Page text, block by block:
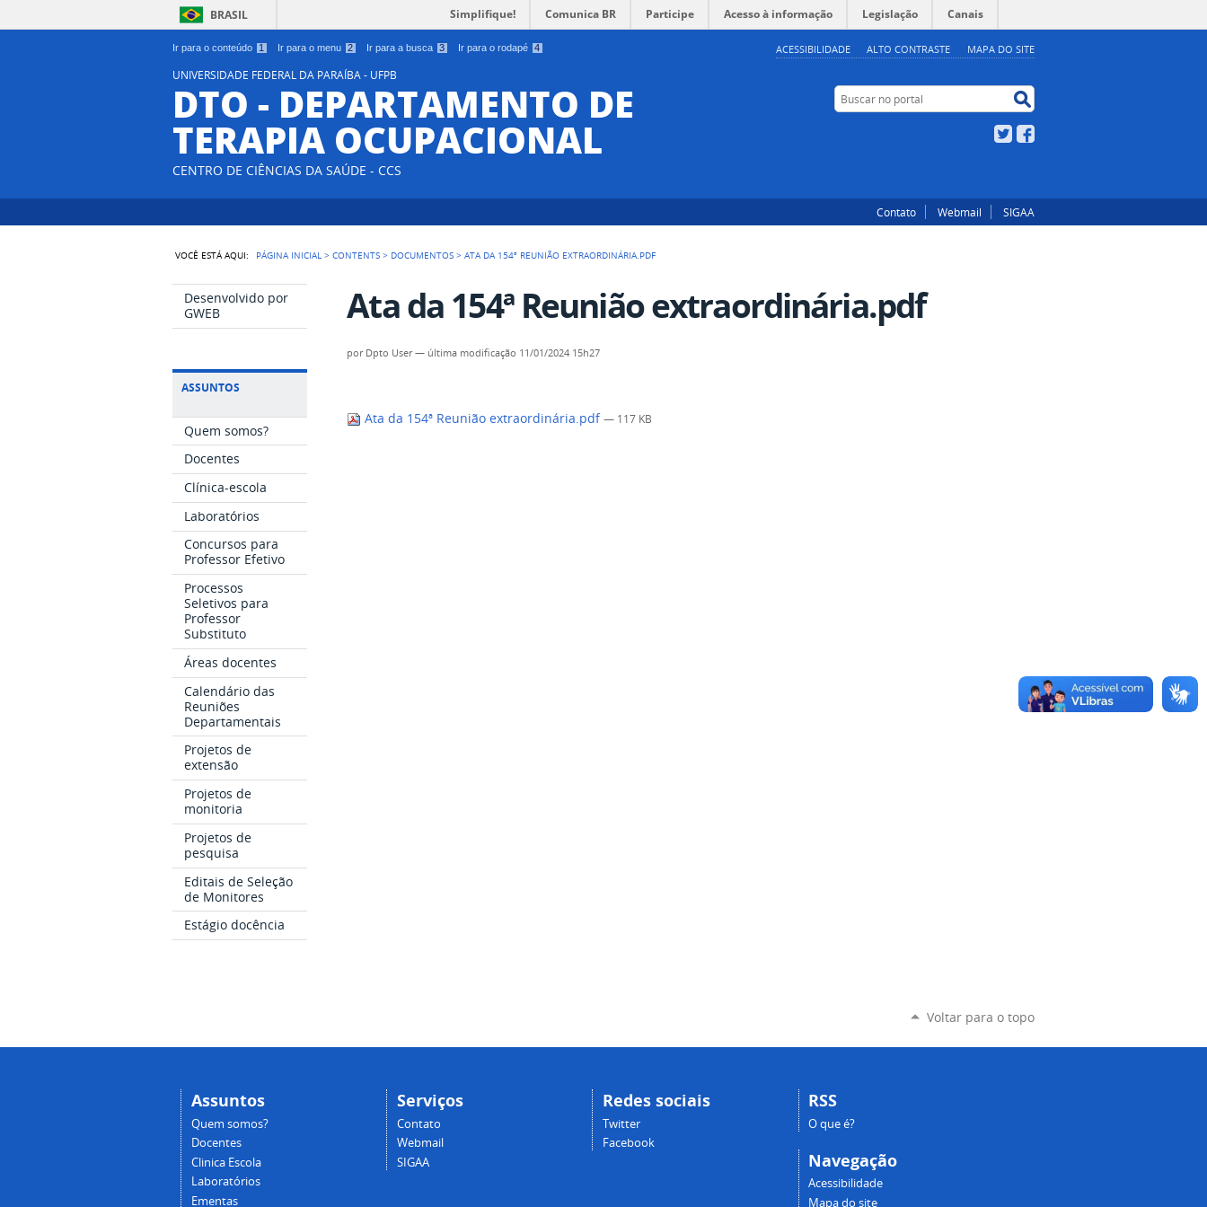
Ir para o conteúdo 1 Ir para o menu 2 Ir para a busca 3 Ir para o rodapé 4 ACESSIBILIDADE ALTO CONTRASTE MAPA DO SITE
BRASIL Simplifique! Comunica BR Participe Acesso à informação Legislação Canais
UNIVERSIDADE FEDERAL DA PARAÍBA - UFPB
DTO - DEPARTAMENTO DE
TERAPIA OCUPACIONAL
CENTRO DE CIÊNCIAS DA SAÚDE - CCS
Buscar no portal
Twitter
Contato Webmail SIGAA
VOCÊ ESTÁ AQUI: PÁGINA INICIAL >CONTENTS > DOCUMENTOS >ATA DA 154ª REUNIÃO EXTRAORDINÁRIA.PDF
Desenvolvido por
GWEB
ASSUNTOS
Quem somos?
Docentes
Clínica-escola
Laboratórios
Concursos para
Professor Efetivo
Processos
Seletivos para
Professor
Substituto
Áreas docentes
Calendário das
Reuniões
Departamentais
Projetos de
extensão
Projetos de
monitoria
Projetos de
pesquisa
Editais de Seleção
de Monitores
Estágio docência
Ata da 154ª Reunião extraordinária.pdf
por Dpto User— última modificação 11/01/2024 15h27
Ata da 154ª Reunião extraordinária.pdf— 117 KB
Voltar para o topo
Assuntos
Quem somos?
Docentes
Clinica Escola
Laboratórios
Ementas
Serviços
Contato
Webmail
SIGAA
Redes sociais
Twitter
Facebook
RSS
O que é?
Navegação
Acessibilidade
Mapa do site